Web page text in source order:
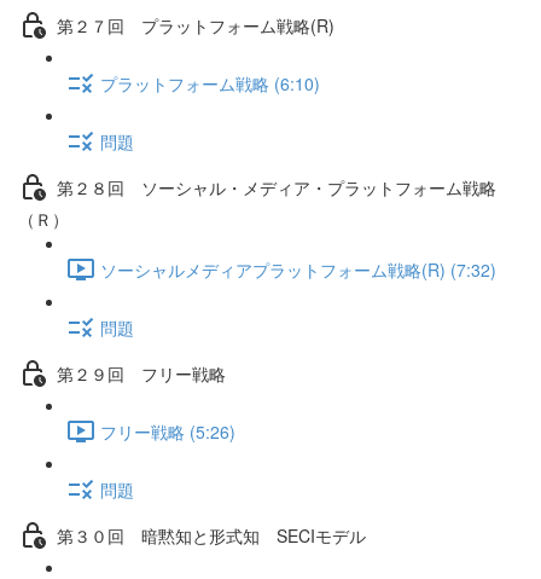
第２７回 プラットフォーム戦略(R)
プラットフォーム戦略 (6:10)
問題
第２８回 ソーシャル・メディア・プラットフォーム戦略
（Ｒ）
ソーシャルメディアプラットフォーム戦略(R) (7:32)
問題
第２９回 フリー戦略
フリー戦略 (5:26)
問題
第３０回 暗黙知と形式知 SECIモデル